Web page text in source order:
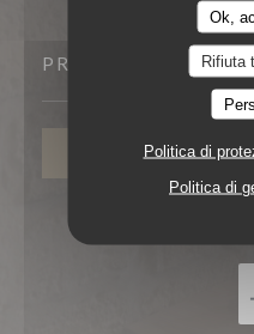
Ok,
Rifiuta
Politica di
Politica di
PRENOTAZIONE
PRENOTA